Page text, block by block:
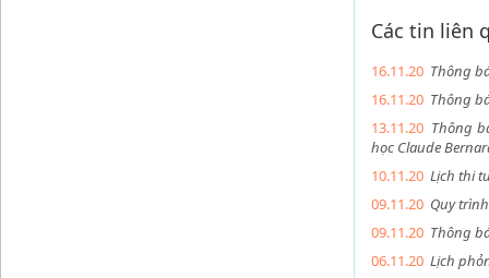
Các tin liên
16.11.20 Thông
16.11.20 Thông
13.11.20 Thông
học Claude
10.11.20 Lịch thi
09.11.20 Quy
09.11.20 Thông
06.11.20 Lịch